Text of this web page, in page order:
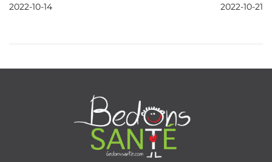
2022-10-14
2022-10-21